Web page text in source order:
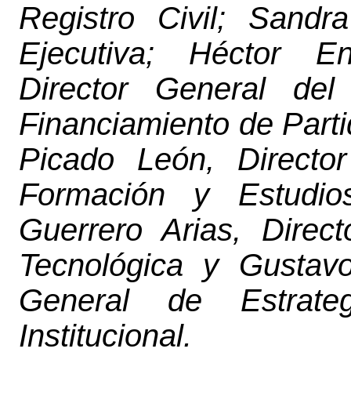
Registro Civil;
Ejecutiva; Héctor
Director General
Financiamiento de
Picado León,
Formación y
Guerrero Arias,
Tecnológica y
General de
Institucional.